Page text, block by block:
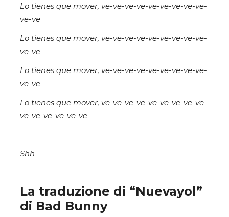
Lo tienes que mover, ve-ve-ve-ve-ve-ve-ve-ve-ve-
ve-ve
Lo tienes que mover, ve-ve-ve-ve-ve-ve-ve-ve-ve-
ve-ve
Lo tienes que mover, ve-ve-ve-ve-ve-ve-ve-ve-ve-
ve-ve
Lo tienes que mover, ve-ve-ve-ve-ve-ve-ve-ve-ve-
ve-ve-ve-ve-ve-ve
Shh
La traduzione di “Nuevayol”
di Bad Bunny